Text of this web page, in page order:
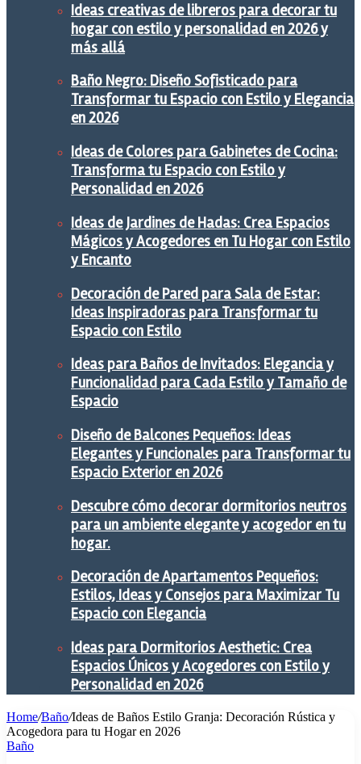
Ideas creativas de libreros para decorar tu
hogar con estilo y personalidad en 2026 y
más allá
Baño Negro: Diseño Sofisticado para
Transformar tu Espacio con Estilo y Elegancia
en 2026
Ideas de Colores para Gabinetes de Cocina:
Transforma tu Espacio con Estilo y
Personalidad en 2026
Ideas de Jardines de Hadas: Crea Espacios
Mágicos y Acogedores en Tu Hogar con Estilo
y Encanto
Decoración de Pared para Sala de Estar:
Ideas Inspiradoras para Transformar tu
Espacio con Estilo
Ideas para Baños de Invitados: Elegancia y
Funcionalidad para Cada Estilo y Tamaño de
Espacio
Diseño de Balcones Pequeños: Ideas
Elegantes y Funcionales para Transformar tu
Espacio Exterior en 2026
Descubre cómo decorar dormitorios neutros
para un ambiente elegante y acogedor en tu
hogar.
Decoración de Apartamentos Pequeños:
Estilos, Ideas y Consejos para Maximizar Tu
Espacio con Elegancia
Ideas para Dormitorios Aesthetic: Crea
Espacios Únicos y Acogedores con Estilo y
Personalidad en 2026
Home/Baño/Ideas de Baños Estilo Granja: Decoración Rústica y
Acogedora para tu Hogar en 2026
Baño